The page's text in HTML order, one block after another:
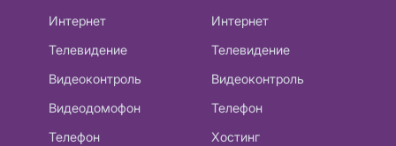
Интернет
Телевидение
Видеоконтроль
Видеодомофон
Телефон
Интернет
Телевидение
Видеоконтроль
Телефон
Хостинг